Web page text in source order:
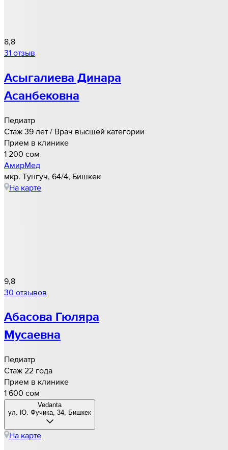
8,8
31 отзыв
Асыгалиева Динара
Асанбековна
Педиатр
Стаж 39 лет / Врач высшей категории
Прием в клинике
1 200 cом
АмирМед
мкр. Тунгуч, 64/4, Бишкек
На карте
9,8
30 отзывов
Абасова Гюляра
Мусаевна
Педиатр
Стаж 22 года
Прием в клинике
1 600 cом
Vedanta
ул. Ю. Фучика, 34, Бишкек
На карте